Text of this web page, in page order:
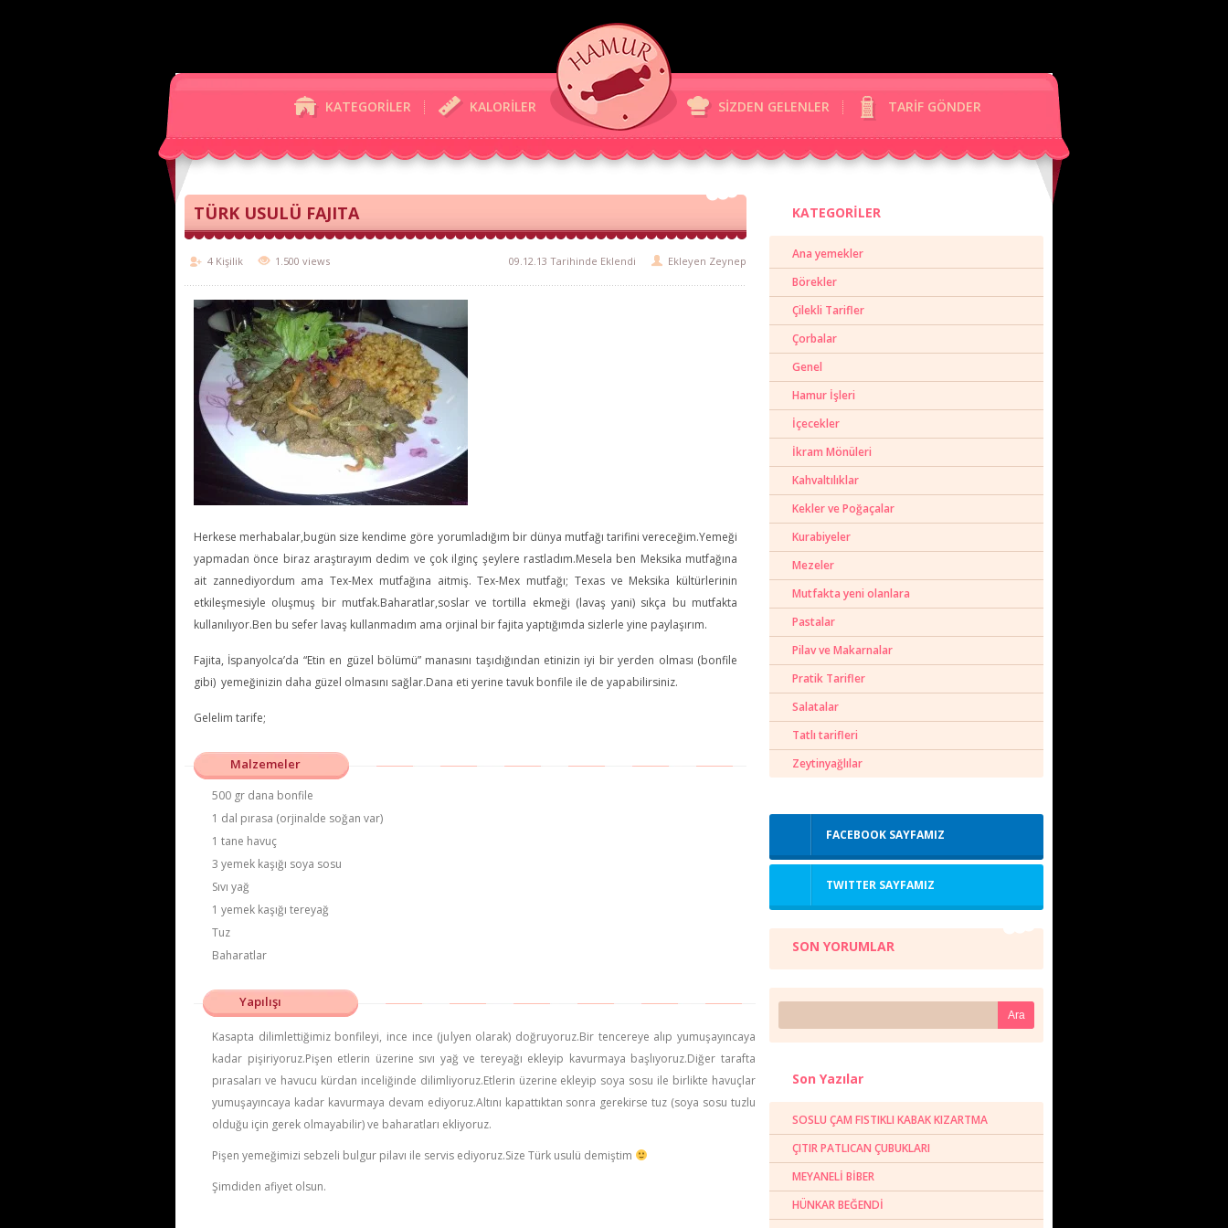
SİZDEN GELENLER TARİF GÖNDER
KATEGORİLER KALORİLER
TÜRK USULÜ FAJITA
4 Kişilik 1.500 views Ekleyen Zeynep
09.12.13 Tarihinde Eklendi
Herkese merhabalar,bugün size kendime göre yorumladığım bir dünya mutfağı tarifini vereceğim.Yemeği
yapmadan önce biraz araştırayım dedim ve çok ilginç şeylere rastladım.Mesela ben Meksika mutfağına
ait zannediyordum ama Tex-Mex mutfağına aitmiş. Tex-Mex mutfağı; Texas ve Meksika kültürlerinin
etkileşmesiyle oluşmuş bir mutfak.Baharatlar,soslar ve tortilla ekmeği (lavaş yani) sıkça bu mutfakta
kullanılıyor.Ben bu sefer lavaş kullanmadım ama orjinal bir fajita yaptığımda sizlerle yine paylaşırım.
Fajita, İspanyolca’da “Etin en güzel bölümü” manasını taşıdığından etinizin iyi bir yerden olması (bonfile
gibi) yemeğinizin daha güzel olmasını sağlar.Dana eti yerine tavuk bonfile ile de yapabilirsiniz.
Gelelim tarife;
Malzemeler
500 gr dana bonfile
1 dal pırasa (orjinalde soğan var)
1 tane havuç
3 yemek kaşığı soya sosu
Sıvı yağ
1 yemek kaşığı tereyağ
Tuz
Baharatlar
Yapılışı
Kasapta dilimlettiğimiz bonfileyi, ince ince (julyen olarak) doğruyoruz.Bir tencereye alıp yumuşayıncaya
kadar pişiriyoruz.Pişen etlerin üzerine sıvı yağ ve tereyağı ekleyip kavurmaya başlıyoruz.Diğer tarafta
pırasaları ve havucu kürdan inceliğinde dilimliyoruz.Etlerin üzerine ekleyip soya sosu ile birlikte havuçlar
yumuşayıncaya kadar kavurmaya devam ediyoruz.Altını kapattıktan sonra gerekirse tuz (soya sosu tuzlu
olduğu için gerek olmayabilir) ve baharatları ekliyoruz.
Pişen yemeğimizi sebzeli bulgur pilavı ile servis ediyoruz.Size Türk usulü demiştim
Şimdiden afiyet olsun.
KATEGORİLER
Ana yemekler
Börekler
Çilekli Tarifler
Çorbalar
Genel
Hamur İşleri
İçecekler
İkram Mönüleri
Kahvaltılıklar
Kekler ve Poğaçalar
Kurabiyeler
Mezeler
Mutfakta yeni olanlara
Pastalar
Pilav ve Makarnalar
Pratik Tarifler
Salatalar
Tatlı tarifleri
Zeytinyağlılar
FACEBOOK SAYFAMIZ
TWITTER SAYFAMIZ
SON YORUMLAR
Son Yazılar
SOSLU ÇAM FISTIKLI KABAK KIZARTMA
ÇITIR PATLICAN ÇUBUKLARI
MEYANELİ BİBER
HÜNKAR BEĞENDİ